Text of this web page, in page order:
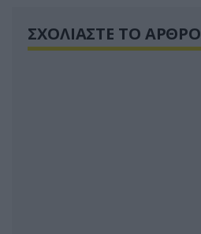
ΣΧΟΛΙΑΣΤΕ ΤΟ ΑΡΘΡΟ